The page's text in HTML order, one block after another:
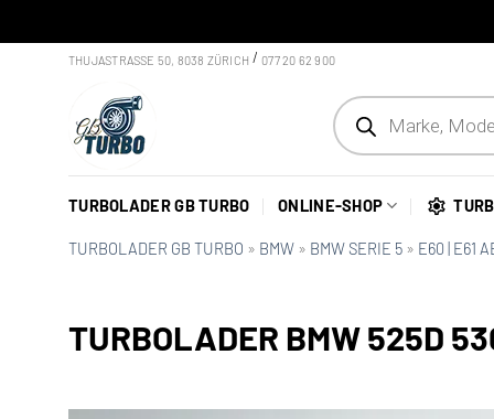
THUJASTRASSE 50, 8038 ZÜRICH /077 20 62 900
Products
search
TURBOLADER GB TURBO ONLINE-SHOP
TURBOLADER GB TURBO » BMW » BMW SERIE 5 » E60 | E61
TURBOLADER BMW 525D